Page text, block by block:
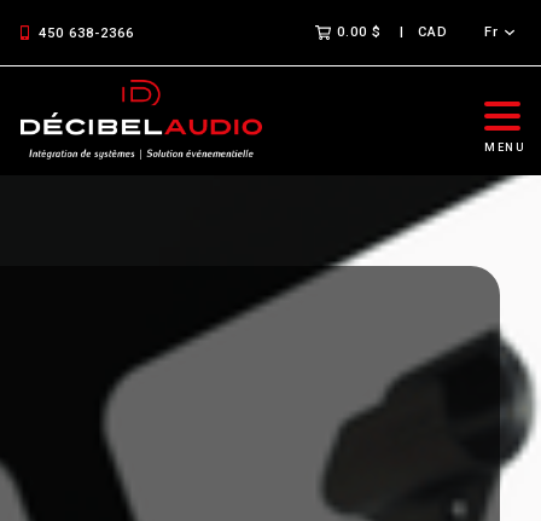
450 638-2366 0.00 $ CAD Fr
MENU